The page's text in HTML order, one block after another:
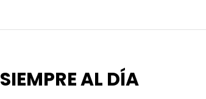
SIEMPRE AL DÍA